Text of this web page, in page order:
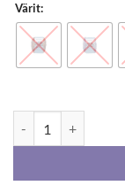
Värit: